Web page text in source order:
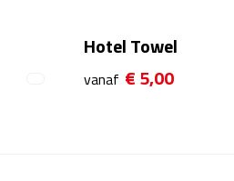
Hotel Towel
vanaf € 5,00